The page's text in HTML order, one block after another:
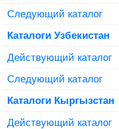
Следующий каталог
Каталоги Узбекистан
Действующий каталог
Следующий каталог
Каталоги Кыргызстан
Действующий каталог